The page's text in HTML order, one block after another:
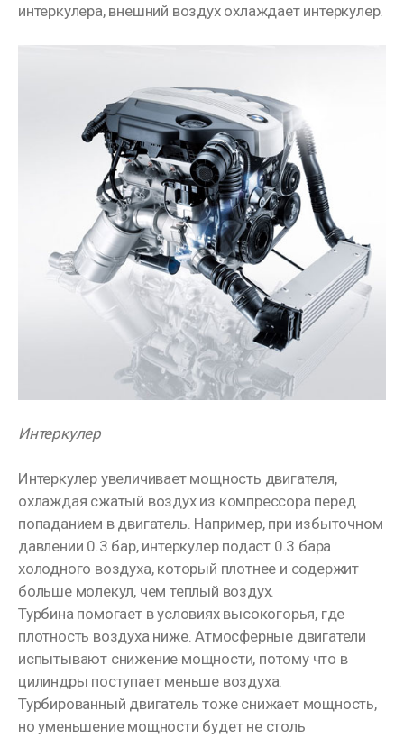
интеркулера, внешний воздух охлаждает интеркулер.
Интеркулер
Интеркулер увеличивает мощность двигателя,
охлаждая сжатый воздух из компрессора перед
попаданием в двигатель. Например, при избыточном
давлении 0.3 бар, интеркулер подаст 0.3 бара
холодного воздуха, который плотнее и содержит
больше молекул, чем теплый воздух.
Турбина помогает в условиях высокогорья, где
плотность воздуха ниже. Атмосферные двигатели
испытывают снижение мощности, потому что в
цилиндры поступает меньше воздуха.
Турбированный двигатель тоже снижает мощность,
но уменьшение мощности будет не столь